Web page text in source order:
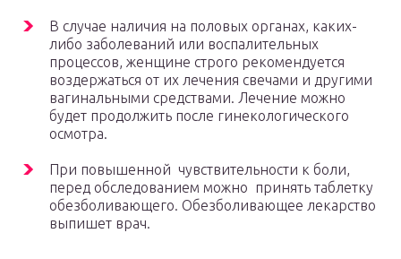
В случае наличия на половых органах, каких-
либо заболеваний или воспалительных
процессов, женщине строго рекомендуется
воздержаться от их лечения свечами и другими
вагинальными средствами. Лечение можно
будет продолжить после гинекологического
осмотра.
При повышенной чувствительности к боли,
перед обследованием можно принять таблетку
обезболивающего. Обезболивающее лекарство
выпишет врач.